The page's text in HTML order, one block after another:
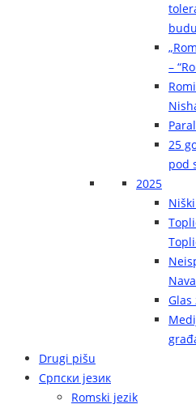
–
25
pod
2025
Glas
Drugi pišu
Српски језик
Romski jezik